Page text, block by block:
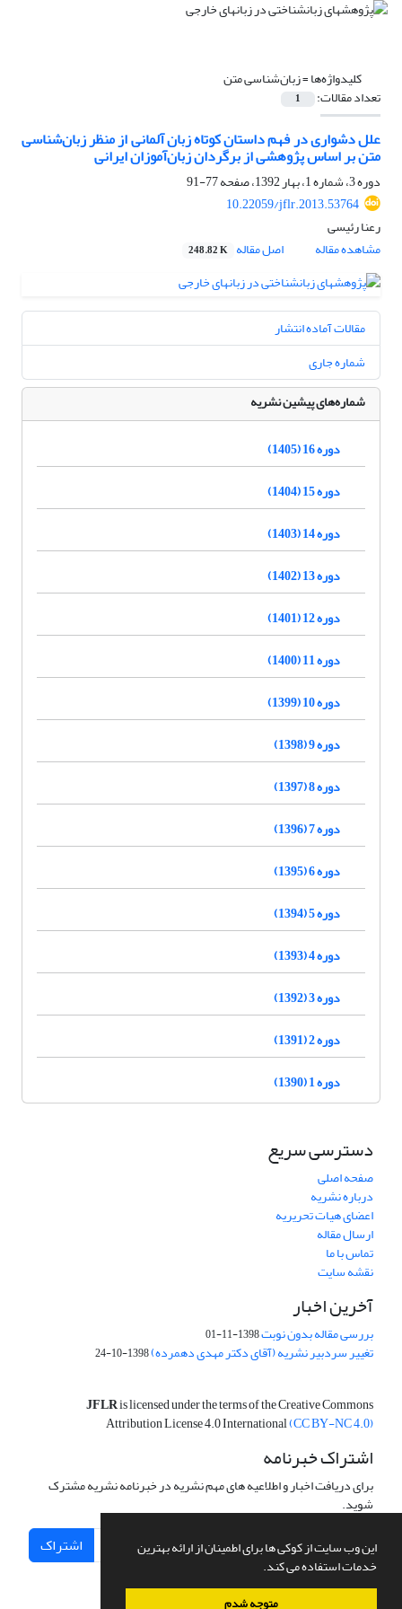
این وب سایت از کوکی ها برای اطمینان از ارائه بهترین
خدمات استفاده می کند.
متوجه شدم
کلیدواژه‌ها =زبان‌شناسی متن
تعداد مقالات: 1
علل دشواری در فهم داستان کوتاه زبان آلمانی از منظر زبان‌شناسی
متن بر اساس پژوهشی از برگردان زبان‌آموزان ایرانی
دوره 3، شماره 1، بهار 1392، صفحه
77-91
10.22059/jflr.2013.53764
رعنا رئیسی
مشاهده مقاله
اصل مقاله 248.82 K
مقالات آماده انتشار
شماره جاری
شماره‌های پیشین نشریه
دوره 16 (1405)
دوره 15 (1404)
دوره 14 (1403)
دوره 13 (1402)
دوره 12 (1401)
دوره 11 (1400)
دوره 10 (1399)
دوره 9 (1398)
دوره 8 (1397)
دوره 7 (1396)
دوره 6 (1395)
دوره 5 (1394)
دوره 4 (1393)
دوره 3 (1392)
دوره 2 (1391)
دوره 1 (1390)
دسترسی سریع
صفحه اصلی
درباره نشریه
اعضای هیات تحریریه
ارسال مقاله
تماس با ما
نقشه سایت
آخرین اخبار
بررسی مقاله بدون نوبت1398-11-01
تغییر سردبیر نشریه (آقای دکتر مهدی دهمرده)1398-10-24
JFLRis licensed under the terms of the Creative Commons
Attribution License 4.0 International(CC BY-NC 4.0)
اشتراک خبرنامه
برای دریافت اخبار و اطلاعیه های مهم نشریه در خبرنامه نشریه مشترک
شوید.
اشتراک